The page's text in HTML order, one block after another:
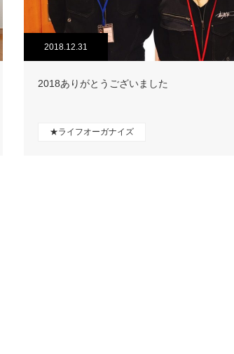
2018.12.31
2018ありがとうございました
★ライフオーガナイズ